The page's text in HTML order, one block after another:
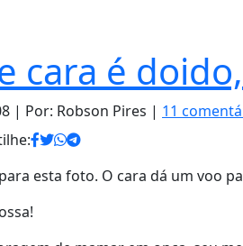
cara é
| Por: Robson Pires | 11
esta foto. O cara dá um voo